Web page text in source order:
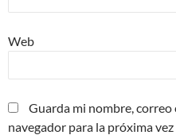
Web
Guarda mi nombre,
navegador para la próxima vez